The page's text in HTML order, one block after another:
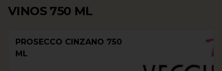
VINOS 750 ML
PROSECCO CINZANO 750
ML